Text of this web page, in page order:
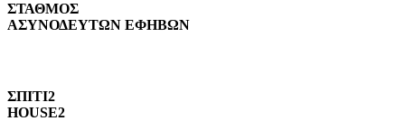
ΣΤΑΘΜΟΣ
ΑΣΥΝΟΔΕΥΤΩΝ ΕΦΗΒΩΝ
ΣΠΙΤΙ2
HOUSE2